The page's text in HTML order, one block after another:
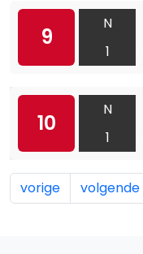
9
N
1
10
N
1
vorige volgende